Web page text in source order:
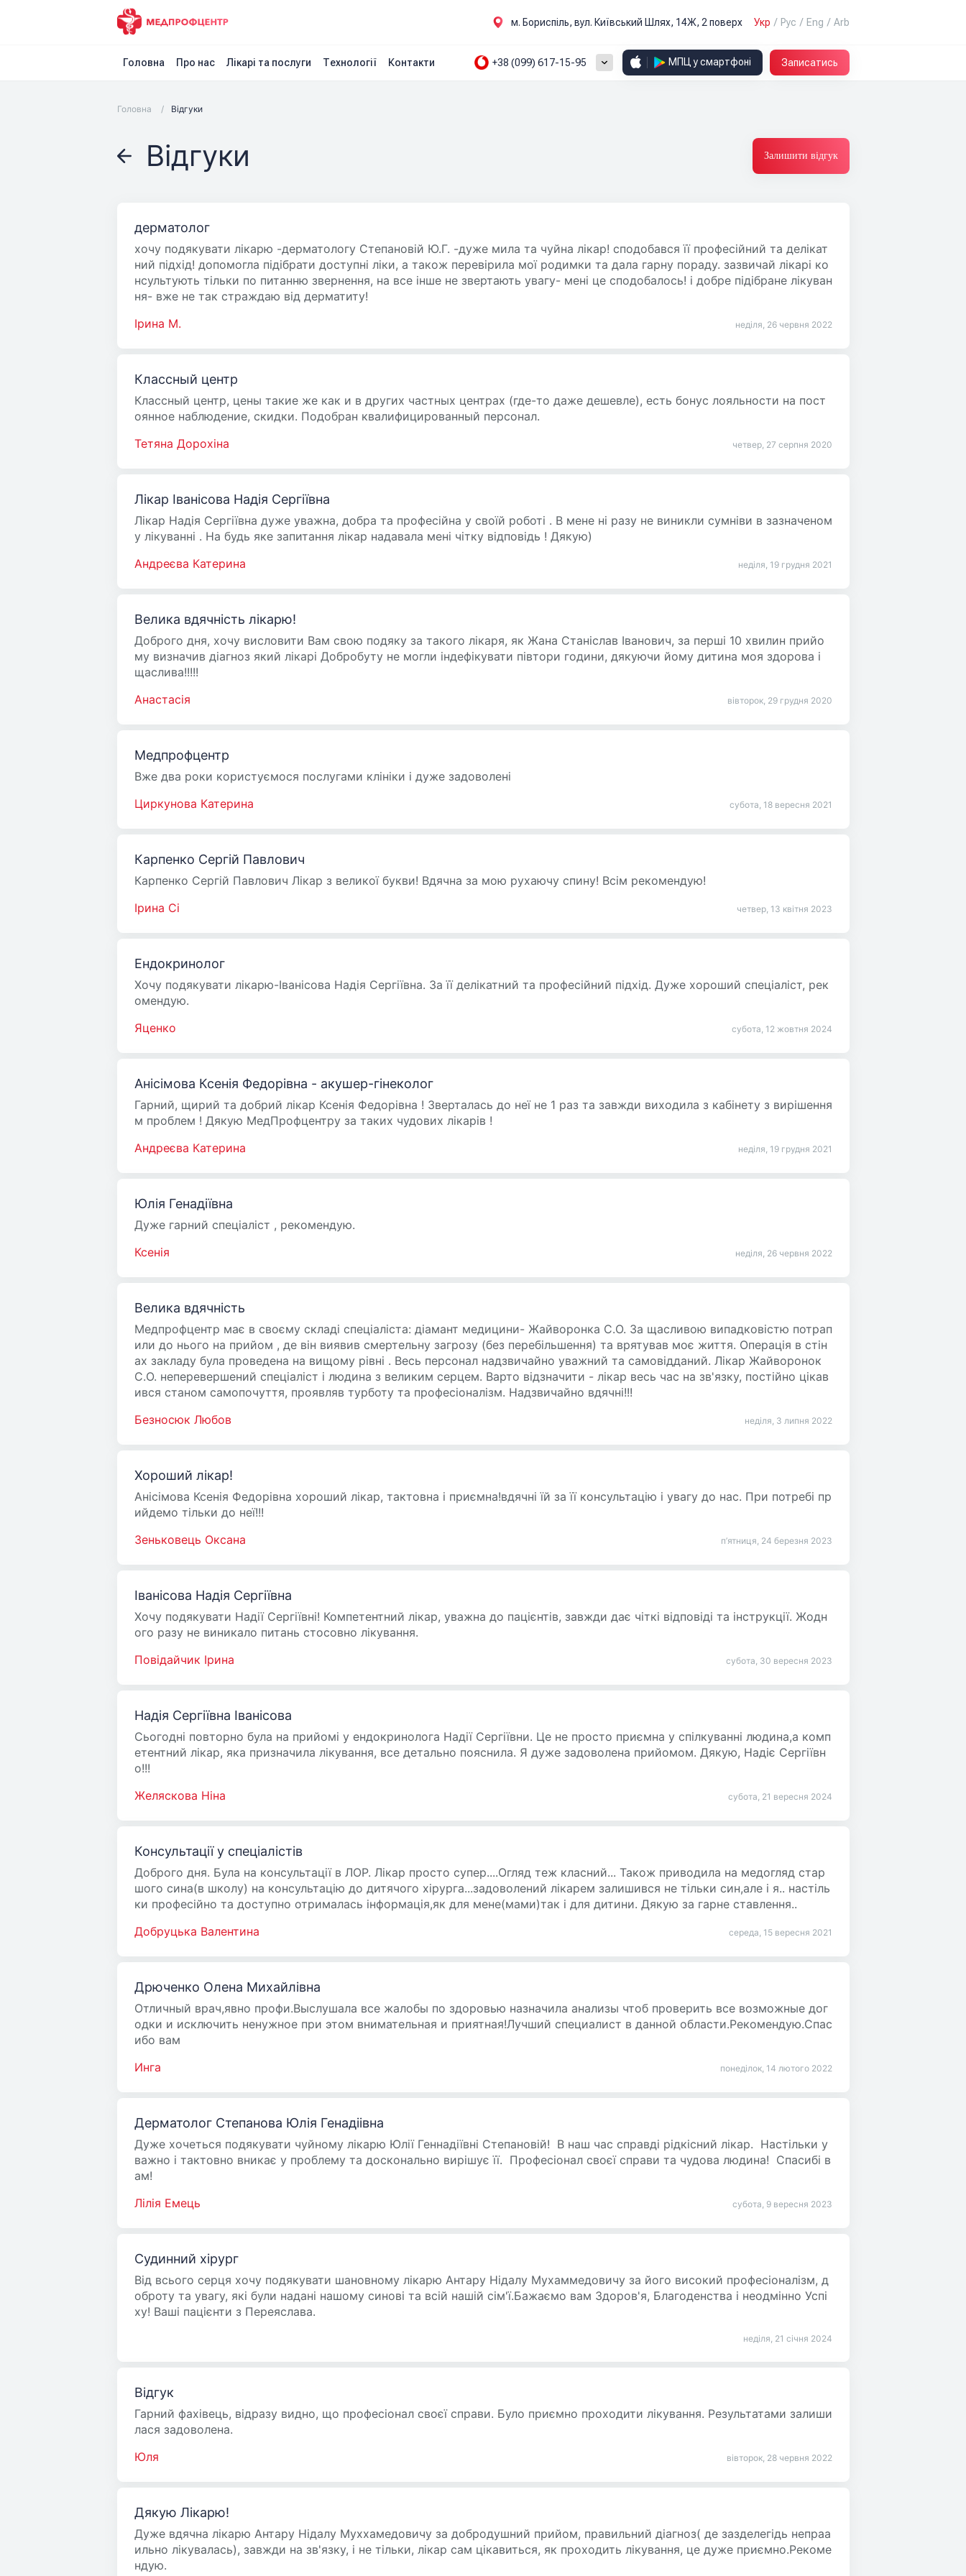
м. Бориспіль, вул. Київський Шлях, 14Ж, 2 поверх Укр / Рус / Eng / Arb
Головна Про нас Лікарі та послуги Технології Контакти +38 (099) 617-15-95 МПЦ у смартфоні Записатись
Головна / Відгуки
Відгуки Залишити відгук
дерматолог
хочу подякувати лікарю -дерматологу Степановій Ю.Г. -дуже мила та чуйна лікар! сподобався її професійний та делікат
ний підхід! допомогла підібрати доступні ліки, а також перевірила мої родимки та дала гарну пораду. зазвичай лікарі ко
нсультують тільки по питанню звернення, на все інше не звертають увагу- мені це сподобалось! і добре підібране лікуван
ня- вже не так страждаю від дерматиту!
Ірина М.
неділя, 26 червня 2022
Классный центр
Классный центр, цены такие же как и в других частных центрах (где-то даже дешевле), есть бонус лояльности на пост
оянное наблюдение, скидки. Подобран квалифицированный персонал.
Тетяна Дорохіна
четвер, 27 серпня 2020
Лікар Іванісова Надія Сергіївна
Лікар Надія Сергіївна дуже уважна, добра та професійна у своїй роботі . В мене ні разу не виникли сумніви в зазначеном
у лікуванні . На будь яке запитання лікар надавала мені чітку відповідь ! Дякую)
Андреєва Катерина
неділя, 19 грудня 2021
Велика вдячність лікарю!
Доброго дня, хочу висловити Вам свою подяку за такого лікаря, як Жана Станіслав Іванович, за перші 10 хвилин прийо
му визначив діагноз який лікарі Добробуту не могли індефікувати півтори години, дякуючи йому дитина моя здорова і
щаслива!!!!!
Анастасія
вівторок, 29 грудня 2020
Медпрофцентр
Вже два роки користуємося послугами клініки і дуже задоволені
Циркунова Катерина
субота, 18 вересня 2021
Карпенко Сергій Павлович
Карпенко Сергій Павлович Лікар з великої букви! Вдячна за мою рухаючу спину! Всім рекомендую!
Ірина Сі
четвер, 13 квітня 2023
Ендокринолог
Хочу подякувати лікарю-Іванісова Надія Сергіївна. За її делікатний та професійний підхід. Дуже хороший спеціаліст, рек
омендую.
Яценко
субота, 12 жовтня 2024
Анісімова Ксенія Федорівна - акушер-гінеколог
Гарний, щирий та добрий лікар Ксенія Федорівна ! Зверталась до неї не 1 раз та завжди виходила з кабінету з вирішення
м проблем ! Дякую МедПрофцентру за таких чудових лікарів !
Андреєва Катерина
неділя, 19 грудня 2021
Юлія Генадіївна
Дуже гарний спеціаліст , рекомендую.
Ксенія
неділя, 26 червня 2022
Велика вдячність
Медпрофцентр має в своєму складі спеціаліста: діамант медицини- Жайворонка С.О. За щасливою випадковістю потрап
или до нього на прийом , де він виявив смертельну загрозу (без перебільшення) та врятував моє життя. Операція в стін
ах закладу була проведена на вищому рівні . Весь персонал надзвичайно уважний та самовідданий. Лікар Жайворонок
С.О. неперевершений спеціаліст і людина з великим серцем. Варто відзначити - лікар весь час на зв'язку, постійно цікав
ився станом самопочуття, проявляв турботу та професіоналізм. Надзвичайно вдячні!!!
Безносюк Любов
неділя, 3 липня 2022
Хороший лікар!
Анісімова Ксенія Федорівна хороший лікар, тактовна і приємна!вдячні їй за її консультацію і увагу до нас. При потребі пр
ийдемо тільки до неї!!!
Зеньковець Оксана
п’ятниця, 24 березня 2023
Іванісова Надія Сергіївна
Хочу подякувати Надії Сергіївні! Компетентний лікар, уважна до пацієнтів, завжди дає чіткі відповіді та інструкції. Жодн
ого разу не виникало питань стосовно лікування.
Повідайчик Ірина
субота, 30 вересня 2023
Надія Сергіївна Іванісова
Сьогодні повторно була на прийомі у ендокринолога Надії Сергіївни. Це не просто приємна у спілкуванні людина,а комп
етентний лікар, яка призначила лікування, все детально пояснила. Я дуже задоволена прийомом. Дякую, Надіє Сергіївн
о!!!
Желяскова Ніна
субота, 21 вересня 2024
Консультації у спеціалістів
Доброго дня. Була на консультації в ЛОР. Лікар просто супер....Огляд теж класний... Також приводила на медогляд стар
шого сина(в школу) на консультацію до дитячого хірурга...задоволений лікарем залишився не тільки син,але і я.. настіль
ки професійно та доступно отрималась інформація,як для мене(мами)так і для дитини. Дякую за гарне ставлення..
Добруцька Валентина
середа, 15 вересня 2021
Дрюченко Олена Михайлівна
Отличный врач,явно профи.Выслушала все жалобы по здоровью назначила анализы чтоб проверить все возможные дог
одки и исключить ненужное при этом внимательная и приятная!Лучший специалист в данной области.Рекомендую.Спас
ибо вам
Инга
понеділок, 14 лютого 2022
Дерматолог Cтепанова Юлiя Генадiiвна
Дуже хочеться подякувати чуйному лікарю Юлії Геннадіївні Степановій! В наш час справді рідкісний лікар. Настільки у
важно і тактовно вникає у проблему та досконально вирішує її. Професіонал своєї справи та чудова людина! Спасибі в
ам!
Лiлiя Емець
субота, 9 вересня 2023
Судинний хiрург
Від всього серця хочу подякувати шановному лікарю Антару Нідалу Мухаммедовичу за його високий професіоналізм, д
оброту та увагу, які були надані нашому синові та всій нашій сім'ї.Бажаємо вам Здоров'я, Благоденства і неодмінно Успі
ху! Ваші пацієнти з Переяслава.
неділя, 21 січня 2024
Відгук
Гарний фахівець, відразу видно, що професіонал своєї справи. Було приємно проходити лікування. Результатами залиши
лася задоволена.
Юля
вівторок, 28 червня 2022
Дякую Лікарю!
Дуже вдячна лікарю Антару Нідалу Муххамедовичу за добродушний прийом, правильний діагноз( де зазделегідь непраа
ильно лікувалась), завжди на зв'язку, і не тільки, лікар сам цікавиться, як проходить лікування, це дуже приємно.Рекоме
ндую.